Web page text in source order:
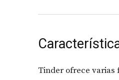
Tinder ofrece varias